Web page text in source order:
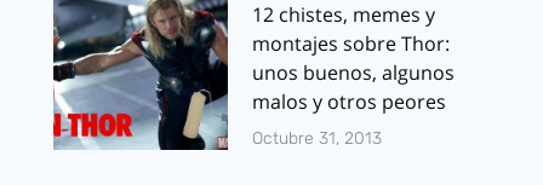
12 chistes, memes y
montajes sobre Thor:
unos buenos, algunos
malos y otros peores
Octubre 31, 2013